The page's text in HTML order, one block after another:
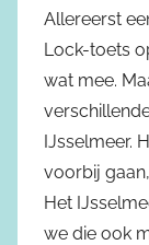
Allereerst
Lock-toets
wat mee.
IJsselmeer.
voorbij
Het
we die ook